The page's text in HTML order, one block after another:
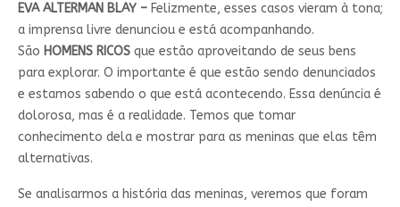
EVA ALTERMAN BLAY – Felizmente, esses casos vieram à tona;
a imprensa livre denunciou e está acompanhando.
São HOMENS RICOS que estão aproveitando de seus bens
para explorar. O importante é que estão sendo denunciados
e estamos sabendo o que está acontecendo. Essa denúncia é
dolorosa, mas é a realidade. Temos que tomar
conhecimento dela e mostrar para as meninas que elas têm
alternativas.
Se analisarmos a história das meninas, veremos que foram